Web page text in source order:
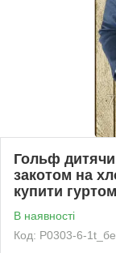
Гольф
закотом на
купити
В наявності
Код: P0303-6-